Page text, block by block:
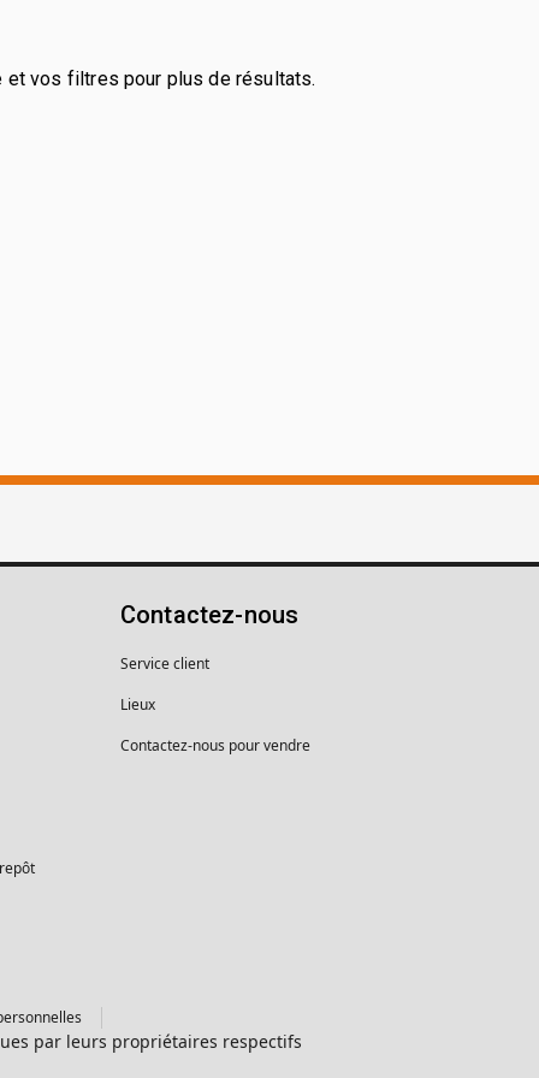
et vos filtres pour plus de résultats.
Contactez-nous
Service client
Lieux
Contactez-nous pour vendre
par leurs propriétaires respectifs